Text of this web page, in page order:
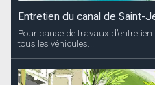
Entretien du canal de Saint-
Pour cause de travaux
tous les véhicules...